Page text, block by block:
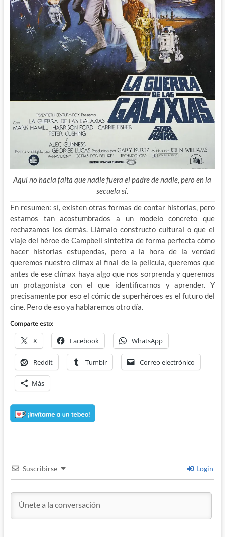
Aquí no hacía falta que nadie fuera el padre de nadie, pero en la
secuela sí.
En resumen: sí, existen otras formas de contar historias, pero
estamos tan acostumbrados a un modelo concreto que
rechazamos los demás. Llámalo constructo cultural o que el
viaje del héroe de Campbell sintetiza de forma perfecta cómo
hacer historias estupendas, pero a la hora de la verdad
queremos nuestro clímax al final de la película, queremos que
antes de ese clímax haya algo que nos sorprenda y queremos
un protagonista con el que identificarnos y aprender. Y
precisamente por eso el cómic de superhéroes es el futuro del
cine. Pero de eso ya hablaremos otro día.
Comparte esto:
X Facebook WhatsApp
Reddit Tumblr Correo electrónico
Más
Suscribirse Login